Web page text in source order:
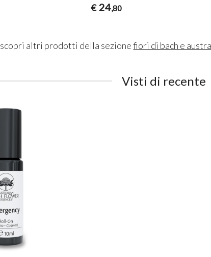
€ 24,80
scopri altri prodotti della sezionefiori di bach e
Visti di recente